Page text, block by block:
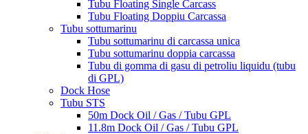
Tubu Floating Single Carcass
Tubu Floating Doppiu Carcassa
Tubu sottumarinu
Tubu sottumarinu di carcassa unica
Tubu sottumarinu doppia carcassa
Tubu di gomma di gasu di petroliu liquidu (tubu
di GPL)
Dock Hose
Tubu STS
50m Dock Oil / Gas / Tubu GPL
11.8m Dock Oil / Gas / Tubu GPL